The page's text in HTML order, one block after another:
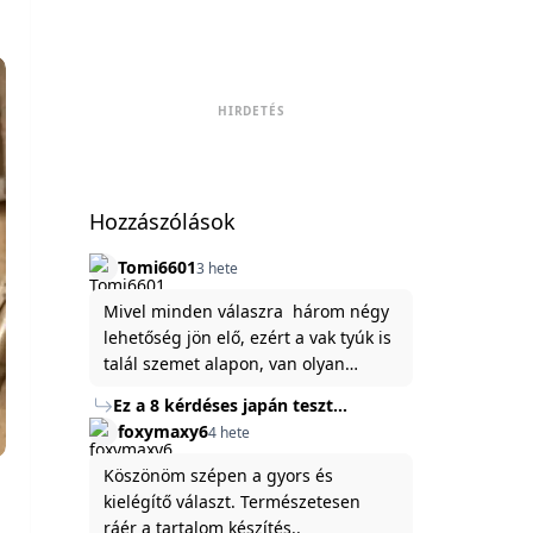
HIRDETÉS
Hozzászólások
Tomi66013 hete
Mivel minden válaszra három négy
lehetőség jön elő, ezért a vak tyúk is
talál szemet alapon, van olyan
Ez a 8 kérdéses japán teszt
hibátlanul feltárja az igazságot
rólad
foxymaxy64 hete
Köszönöm szépen a gyors és
kielégítő választ. Természetesen
ráér a tartalom készítés..